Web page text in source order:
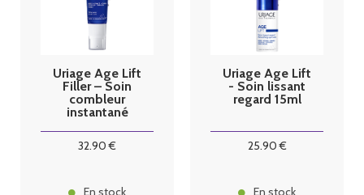
Uriage Age Lift
Filler – Soin
combleur
instantané
32.90 €
En stock
Uriage Age Lift
- Soin lissant
regard 15ml
25.90€
En stock